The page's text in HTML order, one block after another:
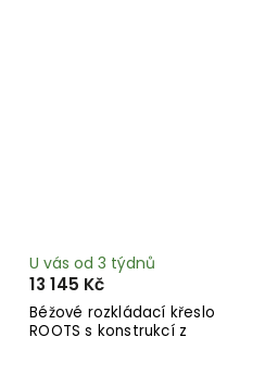
Béžové rozkládací křeslo
ROOTS s konstrukcí z
U vás od 3 týdnů
13 145 Kč